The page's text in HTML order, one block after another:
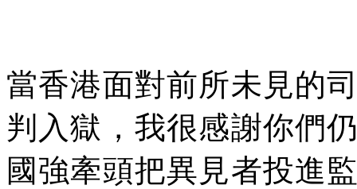
當香港面對前所未見的
判入獄，我很感謝你們
國強牽頭把異見者投進